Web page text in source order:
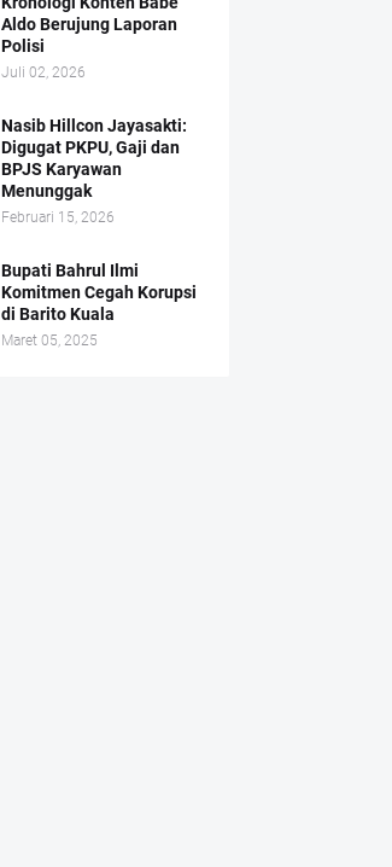
Aldo Berujung Laporan
Polisi
Juli 02, 2026
Nasib Hillcon Jayasakti:
Digugat PKPU, Gaji dan
BPJS Karyawan
Menunggak
Februari 15, 2026
Bupati Bahrul Ilmi
Komitmen Cegah Korupsi
di Barito Kuala
Maret 05, 2025